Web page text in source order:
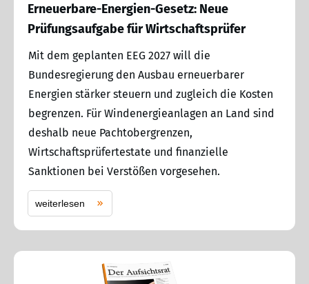
Erneuerbare-Energien-Gesetz: Neue
Prüfungsaufgabe für Wirtschaftsprüfer
Mit dem geplanten EEG 2027 will die
Bundesregierung den Ausbau erneuerbarer
Energien stärker steuern und zugleich die Kosten
begrenzen. Für Windenergieanlagen an Land sind
deshalb neue Pachtobergrenzen,
Wirtschaftsprüfertestate und finanzielle
Sanktionen bei Verstößen vorgesehen.
weiterlesen